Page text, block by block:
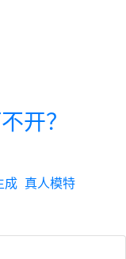
开？
成 真人模特